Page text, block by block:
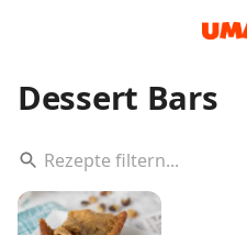
Dessert Bars